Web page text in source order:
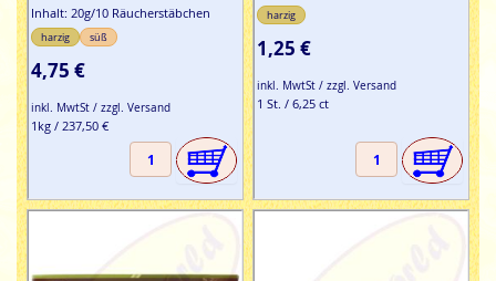
Inhalt: 20g/10 Räucherstäbchen
harzig süß
4,75 €
inkl. MwtSt / zzgl. Versand
1kg / 237,50 €
harzig
1,25 €
inkl. MwtSt / zzgl. Versand
1 St. / 6,25 ct